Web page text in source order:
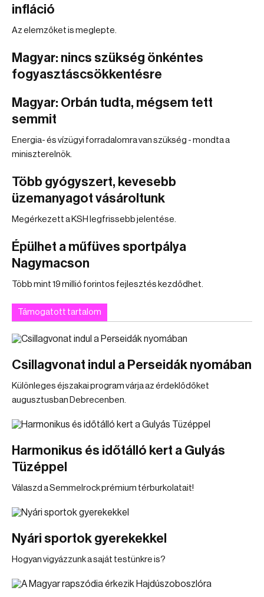
infláció
Az elemzőket is meglepte.
Magyar: nincs szükség önkéntes
fogyasztáscsökkentésre
Magyar: Orbán tudta, mégsem tett
semmit
Energia- és vízügyi forradalomra van szükség - mondta a
miniszterelnök.
Több gyógyszert, kevesebb
üzemanyagot vásároltunk
Megérkezett a KSH legfrissebb jelentése.
Épülhet a műfüves sportpálya
Nagymacson
Több mint 19 millió forintos fejlesztés kezdődhet.
Támogatott tartalom
Csillagvonat indul a Perseidák nyomában
Különleges éjszakai program várja az érdeklődőket
augusztusban Debrecenben.
Harmonikus és időtálló kert a Gulyás
Tüzéppel
Válaszd a Semmelrock prémium térburkolatait!
Nyári sportok gyerekekkel
Hogyan vigyázzunk a saját testünkre is?